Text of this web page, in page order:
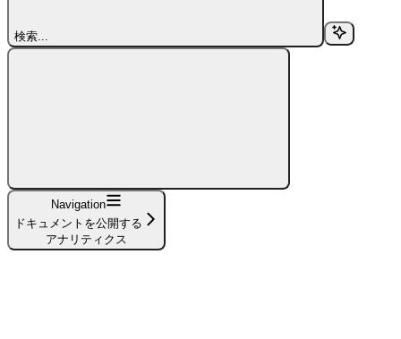
検索...
Navigation
ドキュメントを公開する
アナリティクス